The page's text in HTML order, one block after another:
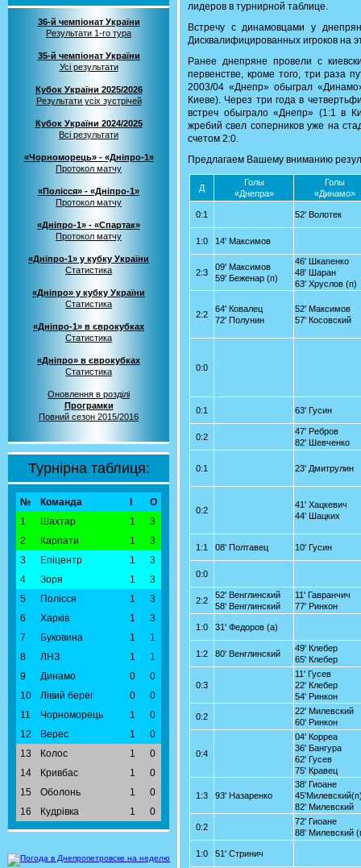
36-й чемпіонат України
Результати 1-го тура
35-й чемпіонат України
Усі результати
Кубок України 2025/2026
Результати усіх зустрічей
Кубок України 2024/2025
Всі результати
«Чорноморець» - «Дніпро-1»
Протокол матчу
«Полісся» - «Дніпро-1»
Протокол матчу
«Дніпро-1» - «Спартак»
Протокол матчу
«Дніпро-1» у кубку України
Статистика
«Дніпро» у кубку України
Статистика
«Дніпро-1» в єврокубках
Статистика
«Дніпро» в єврокубках
Статистика
Оновлення в розділі
Програмки
Повний сезон 2015/2016
Турнірна таблиця:
№ Команда
О
1
Шахтар 1
3
2
Карпати 1
3
3
Епіцентр 1
3
4
Зоря 1
3
5
Полісся 1
3
6
Харків 1
3
7
Буковина 1
1
8
ЛНЗ 1
1
9
Динамо 0
0
10
Лівий берег 0
0
11
Чорноморець 1
0
12
Верес 1
0
13
Колос 1
0
14
Кривбас 1
0
15
Оболонь 1
0
16
Кудрівка 1 0
лидеров в турнирной таблице.
Встречу с динамовцами у
Дисквалифицированных игроков на
Ранее днепряне провели с
первенстве, кроме того, три раза
2003/04 «Днепр» обыграл
Киеве). Через три года в
встреч обыграло «Днепр» (1:1 в
жребий свел соперников уже на
счетом 2:0.
Предлагаем Вашему вниманию
Д
Голы
«Днепра»
Голы
«Динамо»
0:1 52' Волотек
1:0 14' Максимов
2:3
09' Максимов
59' Беженар (п)
46' Шкапенко
48' Шаран
63' Хруслов (п)
2:2
64' Ковалец
72' Полунин
52' Максимов
57' Косовский
0:0
0:1 63' Гусин
0:2
47' Ребров
82' Шевченко
0:1 23' Дмитрулин
0:2
41' Хацкевич
44' Шацких
1:1 08' Полтавец 10' Гусин
0:0
2:2
52' Венглинский
58' Венглинский
11' Гавранчич
77' Ринкон
1:0 31' Федоров (а)
1:2 80' Венглинский
49' Клебер
65' Клебер
0:3
11' Гусев
22' Клебер
54' Ринкон
0:2
22' Милевский
60' Ринкон
0:4
04' Корреа
36' Бангура
62' Гусев
75' Кравец
1:3 93' Назаренко
38' Гиоане
82' Милевский
0:2
72' Гиоане
88' Милевский
1:0 51' Стринич